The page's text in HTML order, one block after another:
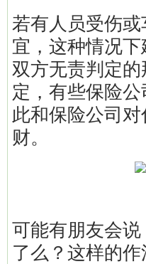
若有人员受伤
宜，这种情况
双方无责判定
定，有些保险
此和保险公司
财。
可能有朋友会
了么？这样的